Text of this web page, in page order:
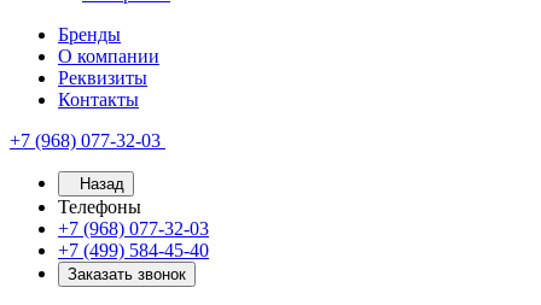
Бренды
О компании
Реквизиты
Контакты
+7 (968) 077-32-03
Назад
Телефоны
+7 (968) 077-32-03
+7 (499) 584-45-40
Заказать звонок